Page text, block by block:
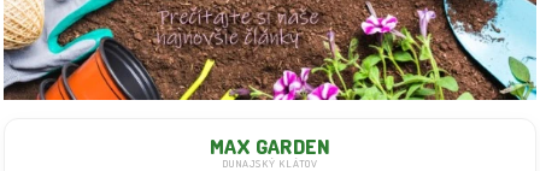
MAX GARDEN
DUNAJSKÝ KLÁTOV